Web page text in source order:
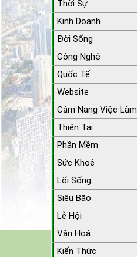
Thời Sự
Kinh Doanh
Đời Sống
Công Nghệ
Quốc Tế
Website
Cảm Nang Việc Làm
Thiên Tai
Phần Mềm
Sức Khoẻ
Lối Sống
Siêu Bão
Lễ Hội
Văn Hoá
Kiến Thức